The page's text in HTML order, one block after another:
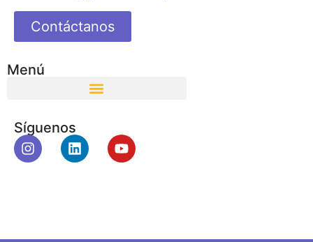
Contáctanos
Menú
Síguenos